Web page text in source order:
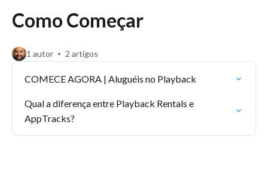
Como Começar
1 autor 2 artigos
COMECE AGORA | Aluguéis no Playback
Qual a diferença entre Playback Rentals e
AppTracks?